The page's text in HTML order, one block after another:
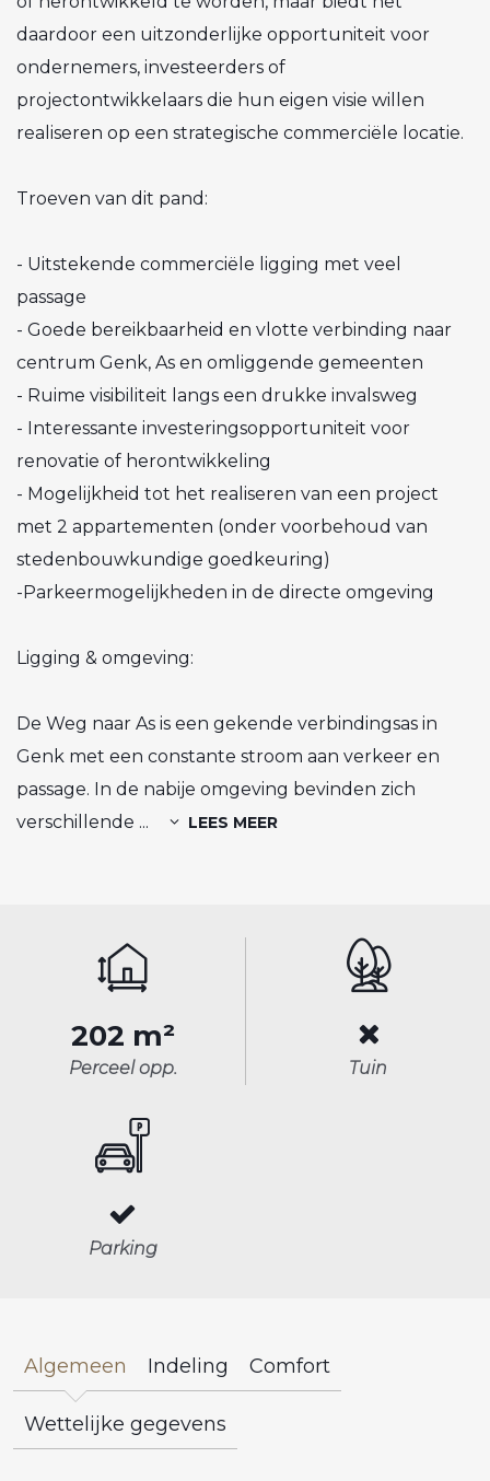
daardoor een uitzonderlijke opportuniteit voor
ondernemers, investeerders of
projectontwikkelaars die hun eigen visie willen
realiseren op een strategische commerciële locatie.
Troeven van dit pand:
- Uitstekende commerciële ligging met veel
passage
- Goede bereikbaarheid en vlotte verbinding naar
centrum Genk, As en omliggende gemeenten
- Ruime visibiliteit langs een drukke invalsweg
- Interessante investeringsopportuniteit voor
renovatie of herontwikkeling
- Mogelijkheid tot het realiseren van een project
met 2 appartementen (onder voorbehoud van
stedenbouwkundige goedkeuring)
-Parkeermogelijkheden in de directe omgeving
Ligging & omgeving:
De Weg naar As is een gekende verbindingsas in
Genk met een constante stroom aan verkeer en
passage. In de nabije omgeving bevinden zich
verschillende ... LEES MEER
202 m²
Perceel opp. Tuin
Parking
Algemeen Indeling Comfort
Wettelijke gegevens